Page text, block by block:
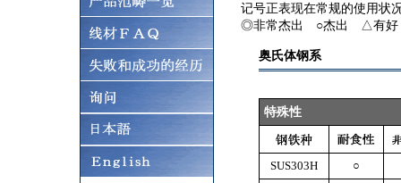
记号正表现在常规的使用状
◎非常杰出 ○杰出 △有好
奥氏体钢系
特殊性
SUS303H
○